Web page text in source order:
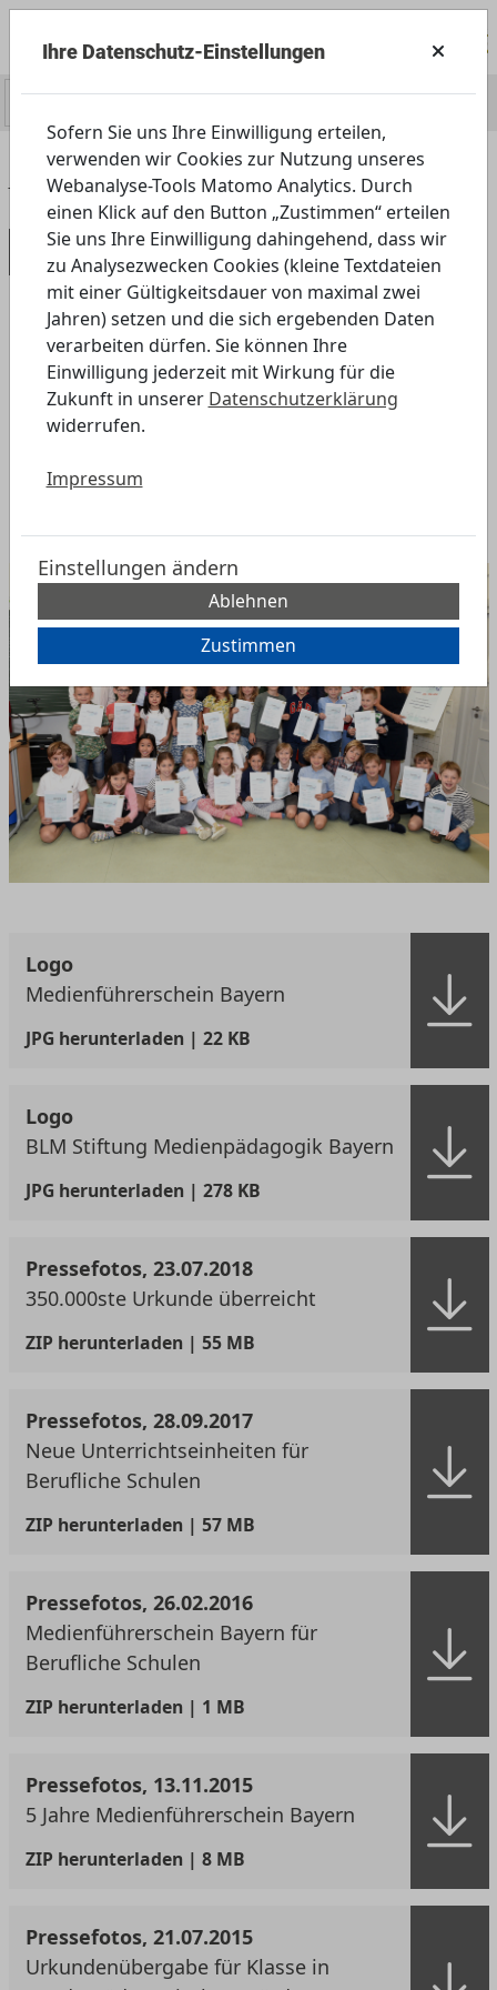
Home Servicecenter Presse Bildservice
Bildservice
Fotos und Logos zum Download
Hier finden Sie hochauflösendes Bildmaterial zum
Medienführerschein Bayern. Die Bilder können Sie
den Medienführerschein Bayern verwenden. Bitte
Logo
Medienführerschein Bayern
JPG herunterladen | 22 KB
Logo
BLM Stiftung Medienpädagogik Bayern
JPG herunterladen | 278 KB
Pressefotos, 23.07.2018
350.000ste Urkunde überreicht
ZIP herunterladen | 55 MB
Pressefotos, 28.09.2017
Neue Unterrichtseinheiten für
Berufliche Schulen
ZIP herunterladen | 57 MB
Pressefotos, 26.02.2016
Medienführerschein Bayern für
Berufliche Schulen
ZIP herunterladen | 1 MB
Pressefotos, 13.11.2015
5 Jahre Medienführerschein Bayern
ZIP herunterladen | 8 MB
Pressefotos, 21.07.2015
Urkundenübergabe für Klasse in
Ihre Datenschutz-Einstellungen
Sofern Sie uns Ihre Einwilligung erteilen,
verwenden wir Cookies zur Nutzung unseres
Webanalyse-Tools Matomo Analytics. Durch
einen Klick auf den Button „Zustimmen“ erteilen
Sie uns Ihre Einwilligung dahingehend, dass wir
zu Analysezwecken Cookies (kleine Textdateien
mit einer Gültigkeitsdauer von maximal zwei
Jahren) setzen und die sich ergebenden Daten
verarbeiten dürfen. Sie können Ihre
Einwilligung jederzeit mit Wirkung für die
Zukunft in unserer Datenschutzerklärung
widerrufen.
Impressum
Einstellungen ändern
Ablehnen
Zustimmen